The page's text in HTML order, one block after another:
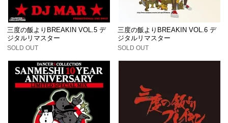
三度の飯よりBREAKIN VOL.5 デ
ジタルリマスター
SOLD OUT
三度の飯よりBREAKIN VOL.6 デ
ジタルリマスター
SOLD OUT